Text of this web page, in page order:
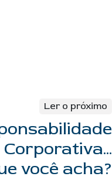
Ler o próximo
você acha?